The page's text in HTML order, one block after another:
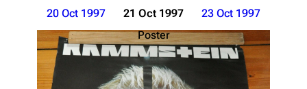
20 Oct 1997
21 Oct 1997
23 Oct 1997
Poster